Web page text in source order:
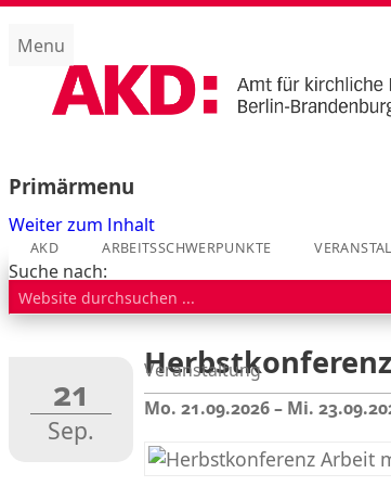
Menu
Amt für kirchliche Dienste (AKD)
Primärmenu
Weiter zum Inhalt
AKD ARBEITSSCHWERPUNKTE
Suche nach:
Veranstaltung
21
Sep.
Mo. 21.09.2026 – Mi.